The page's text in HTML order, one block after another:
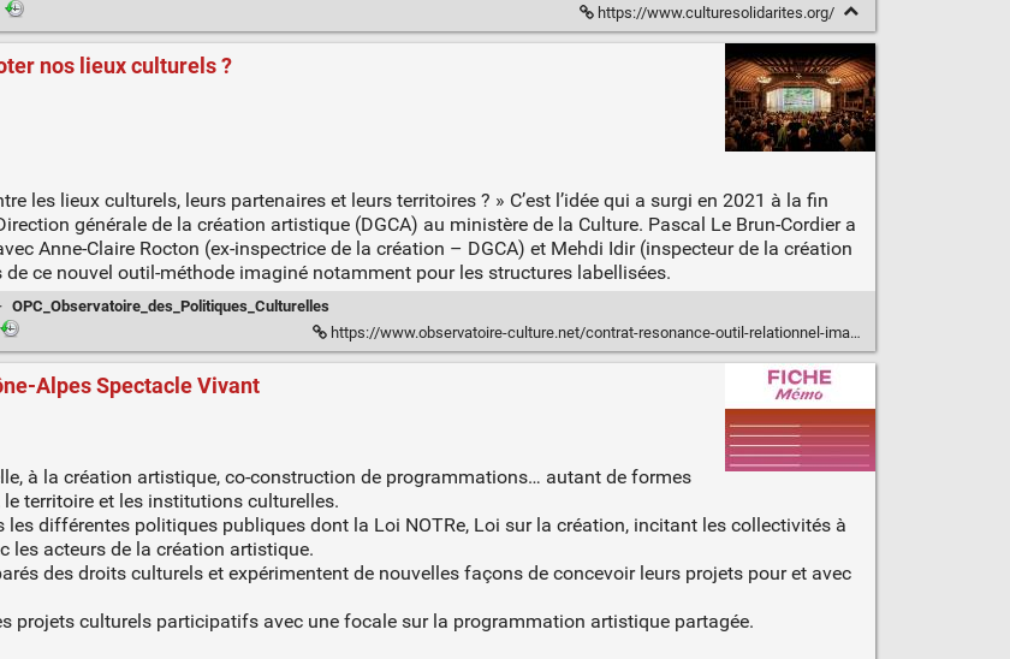
https://www.culturesolidarites.org/
nos lieux culturels ?
les lieux culturels, leurs partenaires et leurs territoires ? » C’est l’idée qui a surgi en 2021 à la fin
générale de la création artistique (DGCA) au ministère de la Culture. Pascal Le Brun-Cordier a
Anne-Claire Rocton (ex-inspectrice de la création – DGCA) et Mehdi Idir (inspecteur de la création
ce nouvel outil-méthode imaginé notamment pour les structures labellisées.
· OPC_Observatoire_des_Politiques_Culturelles
https://www.observatoire-culture.net/contrat-resonance-outil-relationnel-imaginer-piloter-lieux-culturels/
Alpes Spectacle Vivant
à la création artistique, co-construction de programmations… autant de formes
territoire et les institutions culturelles.
différentes politiques publiques dont la Loi NOTRe, Loi sur la création, incitant les collectivités à
les acteurs de la création artistique.
des droits culturels et expérimentent de nouvelles façons de concevoir leurs projets pour et avec
projets culturels participatifs avec une focale sur la programmation artistique partagée.